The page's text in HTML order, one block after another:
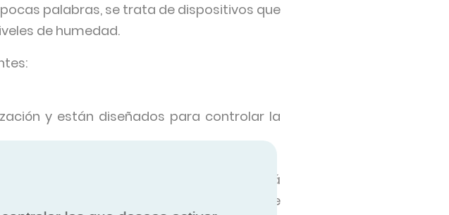
palabras, se trata de dispositivos que
de humedad.
y están diseñados para controlar la
una niebla fría. Actualmente se está
subproducto que se liberan de este